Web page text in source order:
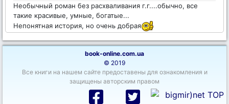
Необычный роман без расхваливания г.г....обычно, все
такие красивые, умные, богатые...
Непонятная история, но очень добрая
book-online.com.ua
© 2019
Все книги на нашем сайте предоставены для ознакомления и
защищены авторским правом